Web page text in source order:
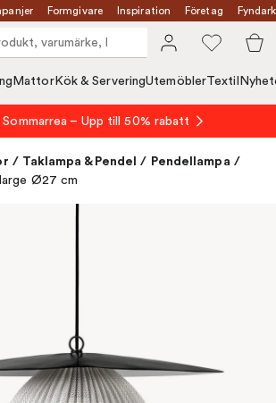
Formgivare Inspiration Företag
MattorKök & ServeringUtemöblerTextil
Sommarrea – Upp till 50% rabatt
/ Taklampa & Pendel / Pendellampa /
Ø27 cm